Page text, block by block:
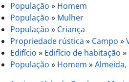
População » Homem
População » Mulher
População » Criança
Propriedade rústica » Campo »
Edifício » Edifício de habitação »
População » Homem »